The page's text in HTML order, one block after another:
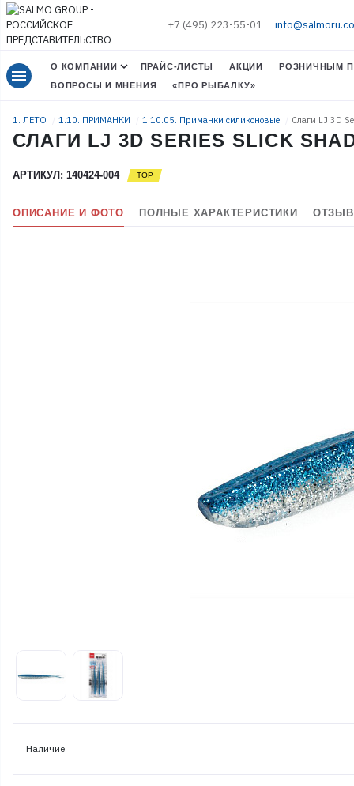
+7 (495) 223-55-01
menu О КОМПАНИИ ПРАЙС-ЛИСТЫ АКЦИИ
РОЗНИЧНЫМ
ВОПРОСЫ И МНЕНИЯ
«ПРО РЫБАЛКУ»
1. ЛЕТО 1.10. ПРИМАНКИ 1.10.05. Приманки силиконовые Слаги LJ 3D
СЛАГИ LJ 3D SERIES SLICK
АРТИКУЛ: 140424-004
ОПИСАНИЕ И ФОТО ПОЛНЫЕ ХАРАКТЕРИСТИКИ
Наличие